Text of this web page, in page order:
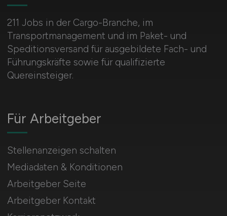
211 Jobs in der Cargo-Branche, im
Transportmanagement und im Paket- und
Speditionsversand für ausgebildete Fach- und
Führungskräfte sowie für qualifizierte
Quereinsteiger.
Für Arbeitgeber
Stellenanzeigen schalten
Mediadaten & Konditionen
Arbeitgeber Seite
Arbeitgeber Kontakt